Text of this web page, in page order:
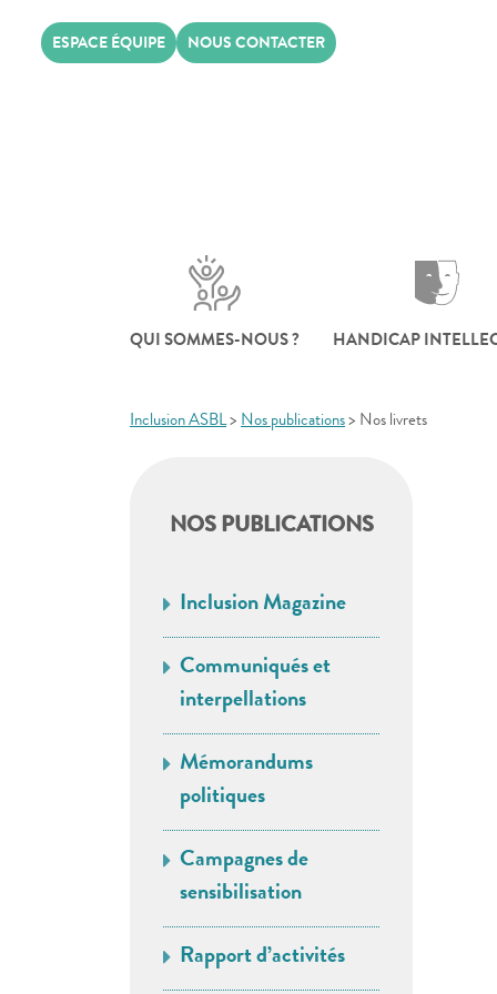
ESPACE ÉQUIPE NOUS CONTACTER
QUI SOMMES-NOUS ? HANDICAP
Inclusion ASBL> Nos publications > Nos livrets
NOS PUBLICATIONS
Inclusion Magazine
Communiqués et
interpellations
Mémorandums
politiques
Campagnes de
sensibilisation
Rapport d’activités